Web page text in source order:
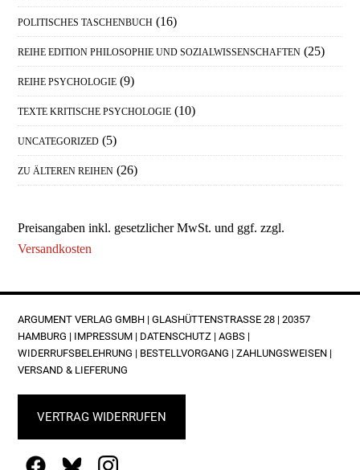
POLITISCHES TASCHENBUCH (16)
REIHE EDITION PHILOSOPHIE UND SOZIALWISSENSCHAFTEN (25)
REIHE PSYCHOLOGIE (9)
TEXTE KRITISCHE PSYCHOLOGIE (10)
UNCATEGORIZED (5)
ZU ÄLTEREN REIHEN (26)
Preisangaben inkl. gesetzlicher MwSt. und ggf. zzgl.
Versandkosten
FOOTER
ARGUMENT VERLAG GMBH | GLASHÜTTENSTRASSE 28 | 20357 H
AMBURG | IMPRESSUM | DATENSCHUTZ |AGBS |
WIDERRUFSBELEHRUNG | BESTELLVORGANG |ZAHLUNGSWEISEN |
VERSAND & LIEFERUNG
VERTRAG WIDERRUFEN